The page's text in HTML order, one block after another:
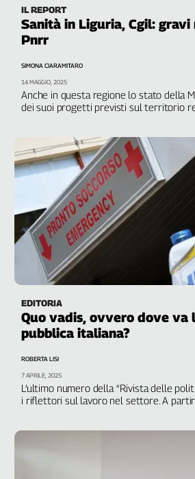
IL REPORT
Sanità in Liguria, Cgil:
Pnrr
Anche in questa regione lo stato della
dei suoi progetti previsti sul territorio
SIMONA CIARAMITARO
14 MAGGIO, 2025
EDITORIA
Quo vadis, ovvero dove va
pubblica italiana?
L’ultimo numero della “Rivista delle
i riflettori sul lavoro nel settore. A
ROBERTA LISI
7 APRILE, 2025